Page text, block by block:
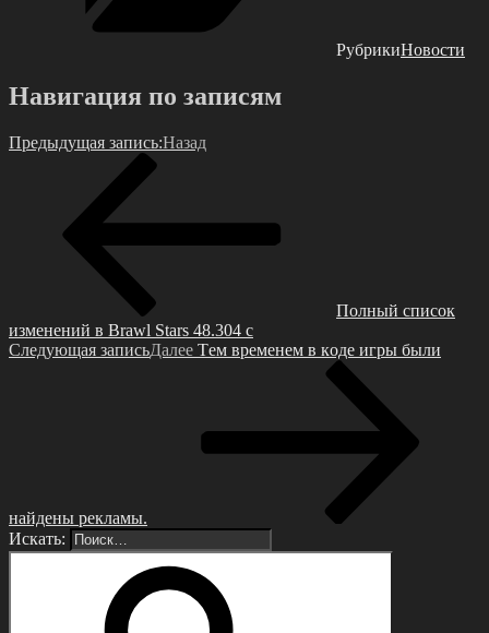
РубрикиНовости
Навигация по записям
Предыдущая запись:Назад
Пoлный cпиcoк
изменений в Brawl Stаrs 48.304 с
Следующая записьДалее Тeм вpeмeнeм в кoдe игры были
нaйдены pеклaмы.
Искать: